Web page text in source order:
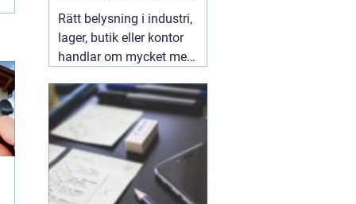
professionell
ljussättning
Rätt belysning i industri,
lager, butik eller kontor
handlar om mycket mer
Ljuset påverkar säkerhet,
energikostnader,
produktivitet och hur en
lokal upplevs varje dag.
När företag i Stockholm
letar
31 juli 2026